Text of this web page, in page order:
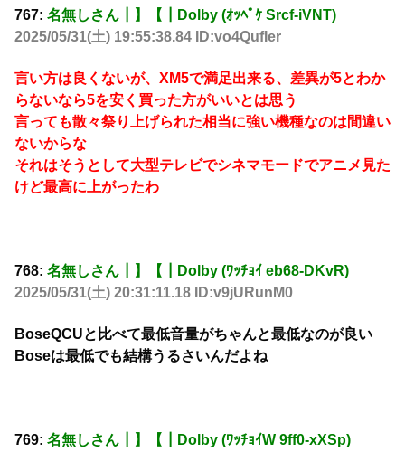
767: 名無しさん┃】【┃Dolby (ｵｯﾍﾟｹ Srcf-iVNT)
2025/05/31(土) 19:55:38.84 ID:vo4QufIer
言い方は良くないが、XM5で満足出来る、差異が5とわか
らないなら5を安く買った方がいいとは思う
言っても散々祭り上げられた相当に強い機種なのは間違い
ないからな
それはそうとして大型テレビでシネマモードでアニメ見た
けど最高に上がったわ
768: 名無しさん┃】【┃Dolby (ﾜｯﾁｮｲ eb68-DKvR)
2025/05/31(土) 20:31:11.18 ID:v9jURunM0
BoseQCUと比べて最低音量がちゃんと最低なのが良い
Boseは最低でも結構うるさいんだよね
769: 名無しさん┃】【┃Dolby (ﾜｯﾁｮｲW 9ff0-xXSp)